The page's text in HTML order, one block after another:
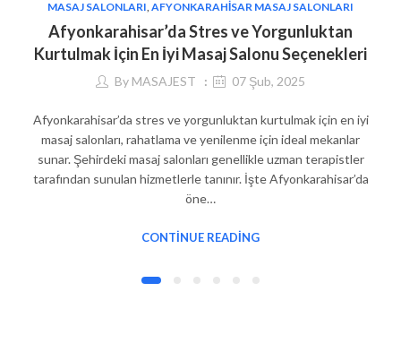
MASAJ SALONLARI AFYONKARAHISAR MASAJ SALONLARI
Afyonkarahisar’da Stres ve Yorgunluktan
Kurtulmak İçin En İyi Masaj Salonu Seçenekleri
By MASAJEST 07 Şub, 2025
Afyonkarahisar’da stres ve yorgunluktan kurtulmak için en iyi
masaj salonları, rahatlama ve yenilenme için ideal mekanlar
sunar. Şehirdeki masaj salonları genellikle uzman terapistler
tarafından sunulan hizmetlerle tanınır. İşte Afyonkarahisar’da
öne…
CONTINUE READING